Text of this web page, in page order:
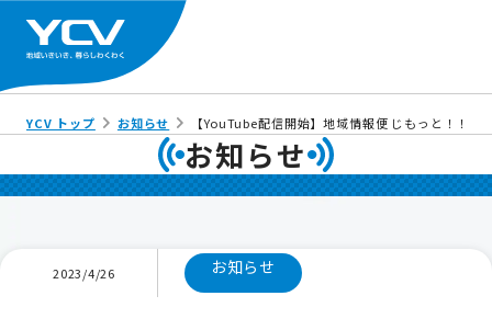
YCV トップ お知らせ 【YouTube配信開始】地域情報便 じもっと！！
お知らせ
2023/4/26 お知らせ